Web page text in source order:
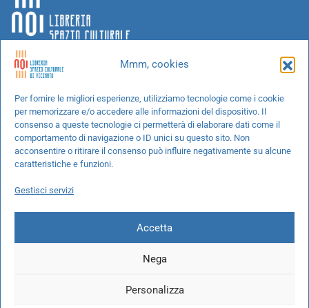
Mmm, cookies
Per fornire le migliori esperienze, utilizziamo tecnologie come i cookie
per memorizzare e/o accedere alle informazioni del dispositivo. Il
consenso a queste tecnologie ci permetterà di elaborare dati come il
comportamento di navigazione o ID unici su questo sito. Non
acconsentire o ritirare il consenso può influire negativamente su alcune
caratteristiche e funzioni.
Gestisci servizi
Accetta
Nega
Personalizza
Chi siamo
Progetti speciali
Richiedi un libro
Spedizioni
Cookie Policy
10694580969